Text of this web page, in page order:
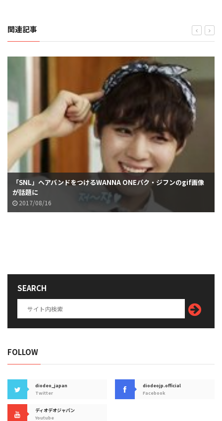
関連記事
「SNL」ヘアバンドをつけるWANNA ONEパク・ジフンのgif画像
が話題に
2017/08/16
SEARCH
FOLLOW
diodeo_japan
Twitter
diodeojp.official
Facebook
ディオデオジャパン
Youtube